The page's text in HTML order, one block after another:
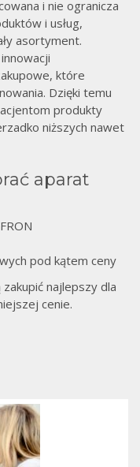
i nie ogranicza
i usług,
asortyment.
które
Dzięki temu
produkty
niższych nawet
aparat
pod kątem ceny
najlepszy dla
cenie.